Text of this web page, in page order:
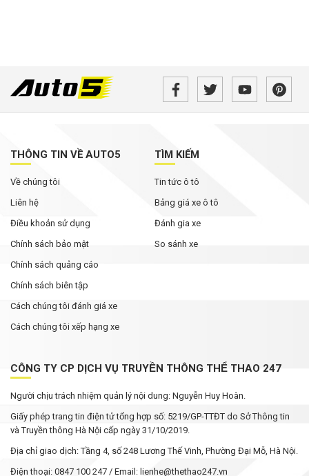
THÔNG TIN VỀ AUTO5
Về chúng tôi
Liên hệ
Điều khoản sử dụng
Chính sách bảo mật
Chính sách quảng cáo
Chính sách biên tập
Cách chúng tôi đánh giá xe
Cách chúng tôi xếp hạng xe
TÌM KIẾM
Tin tức ô tô
Bảng giá xe ô tô
Đánh gia xe
So sánh xe
CÔNG TY CP DỊCH VỤ TRUYỀN THÔNG THỂ THAO 247
Người chịu trách nhiệm quản lý nội dung: Nguyễn Huy Hoàn.
Giấy phép trang tin điện tử tổng hợp số: 5219/GP-TTĐT do Sở Thông tin
và Truyền thông Hà Nội cấp ngày 31/10/2019.
Địa chỉ giao dịch: Tầng 4, số 248 Lương Thế Vinh, Phường Đại Mỗ, Hà Nội.
Điện thoại: 0847 100 247 / Email: lienhe@thethao247.vn